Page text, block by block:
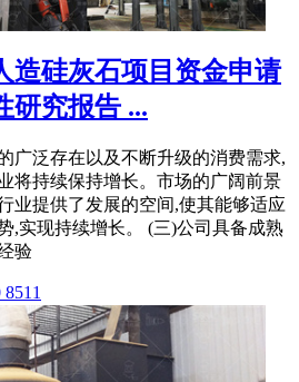
造硅灰石项目资金申请
研究报告 ...
广泛存在以及不断升级的消费需求,
将持续保持增长。市场的广阔前景
业提供了发展的空间,使其能够适应
,实现持续增长。 (三)公司具备成熟
验